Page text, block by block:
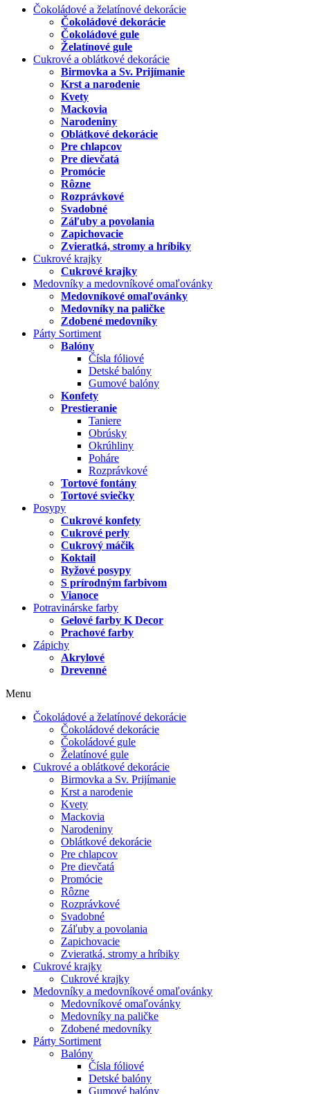
Čokoládové a želatínové dekorácie
Čokoládové dekorácie
Čokoládové gule
Želatínové gule
Cukrové a oblátkové dekorácie
Birmovka a Sv. Prijímanie
Krst a narodenie
Kvety
Mackovia
Narodeniny
Oblátkové dekorácie
Pre chlapcov
Pre dievčatá
Promócie
Rôzne
Rozprávkové
Svadobné
Záľuby a povolania
Zapichovacie
Zvieratká, stromy a hríbiky
Cukrové krajky
Cukrové krajky
Medovníky a medovníkové omaľovánky
Medovníkové omaľovánky
Medovníky na paličke
Zdobené medovníky
Párty Sortiment
Balóny
Čísla fóliové
Detské balóny
Gumové balóny
Konfety
Prestieranie
Taniere
Obrúsky
Okrúhliny
Poháre
Rozprávkové
Tortové fontány
Tortové sviečky
Posypy
Cukrové konfety
Cukrové perly
Cukrový máčik
Koktail
Ryžové posypy
S prírodným farbivom
Vianoce
Potravinárske farby
Gelové farby K Decor
Prachové farby
Zápichy
Akrylové
Drevenné
Menu
Čokoládové a želatínové dekorácie
Čokoládové dekorácie
Čokoládové gule
Želatínové gule
Cukrové a oblátkové dekorácie
Birmovka a Sv. Prijímanie
Krst a narodenie
Kvety
Mackovia
Narodeniny
Oblátkové dekorácie
Pre chlapcov
Pre dievčatá
Promócie
Rôzne
Rozprávkové
Svadobné
Záľuby a povolania
Zapichovacie
Zvieratká, stromy a hríbiky
Cukrové krajky
Cukrové krajky
Medovníky a medovníkové omaľovánky
Medovníkové omaľovánky
Medovníky na paličke
Zdobené medovníky
Párty Sortiment
Balóny
Čísla fóliové
Detské balóny
Gumové balóny